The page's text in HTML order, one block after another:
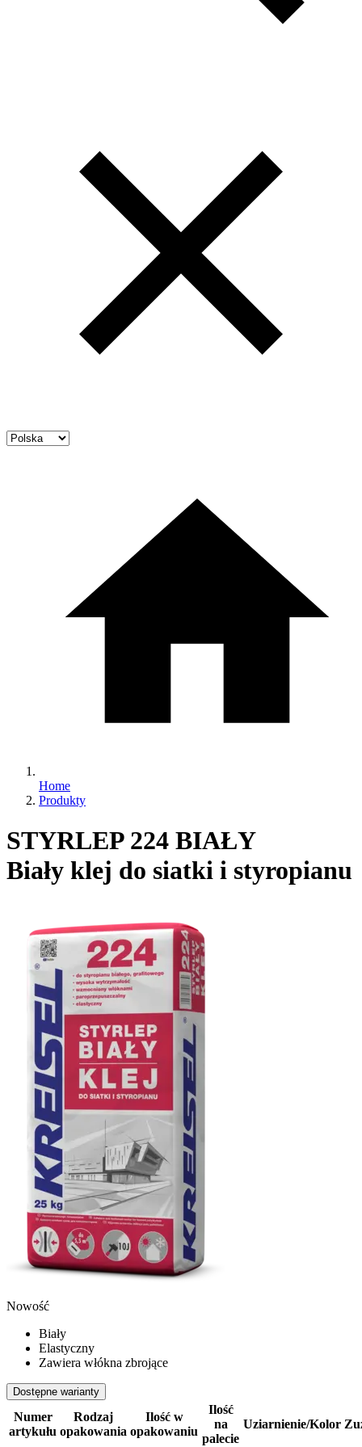
Home
Produkty
STYRLEP 224 BIAŁY
Biały klej do siatki i styropianu
Nowość
Biały
Elastyczny
Zawiera włókna zbrojące
Dostępne warianty
Numer
artykułu
Rodzaj
opakowania
Ilość w
opakowaniu
Ilość
na
palecie
Uziarnienie/Kolor